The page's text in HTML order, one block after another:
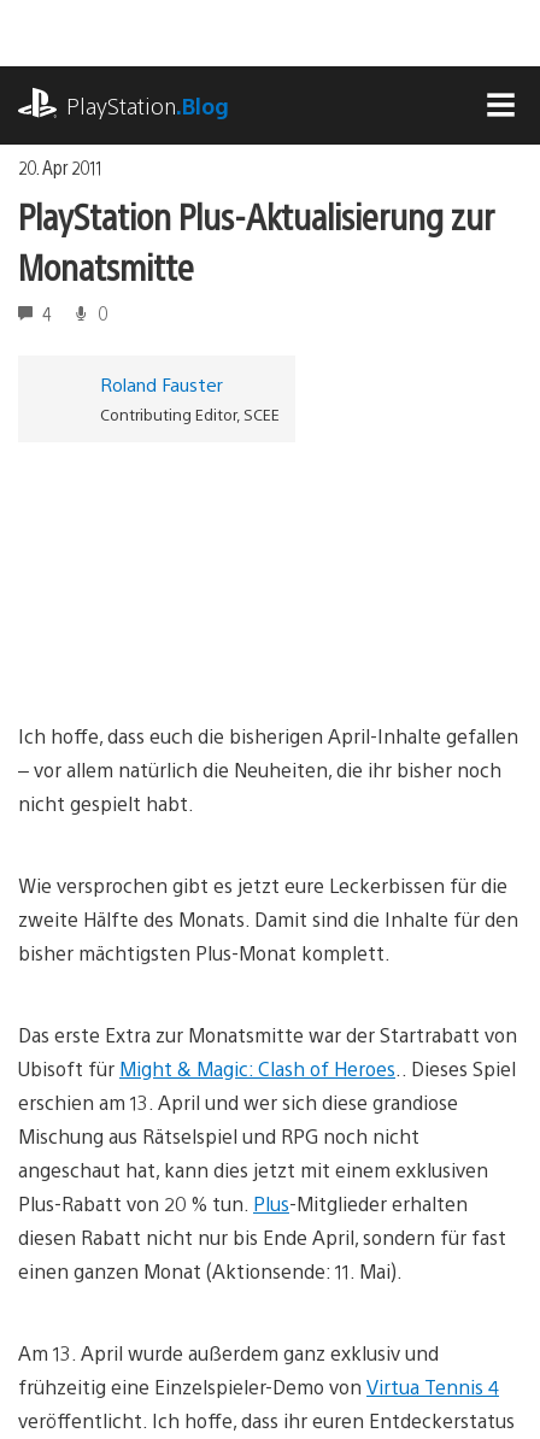
springen
PlayStation.Blog
20. Apr 2011
PlayStation Plus-Aktualisierung zur
Monatsmitte
4 0
Roland Fauster
Contributing Editor, SCEE
Ich hoffe, dass euch die bisherigen April-Inhalte gefallen
– vor allem natürlich die Neuheiten, die ihr bisher noch
nicht gespielt habt.
Wie versprochen gibt es jetzt eure Leckerbissen für die
zweite Hälfte des Monats. Damit sind die Inhalte für den
bisher mächtigsten Plus-Monat komplett.
Das erste Extra zur Monatsmitte war der Startrabatt von
Ubisoft für Might & Magic: Clash of Heroes .. Dieses Spiel
erschien am 13. April und wer sich diese grandiose
Mischung aus Rätselspiel und RPG noch nicht
angeschaut hat, kann dies jetzt mit einem exklusiven
Plus-Rabatt von 20 % tun. Plus-Mitglieder erhalten
diesen Rabatt nicht nur bis Ende April, sondern für fast
einen ganzen Monat (Aktionsende: 11. Mai).
Am 13. April wurde außerdem ganz exklusiv und
frühzeitig eine Einzelspieler-Demo von Virtua Tennis 4
veröffentlicht. Ich hoffe, dass ihr euren Entdeckerstatus